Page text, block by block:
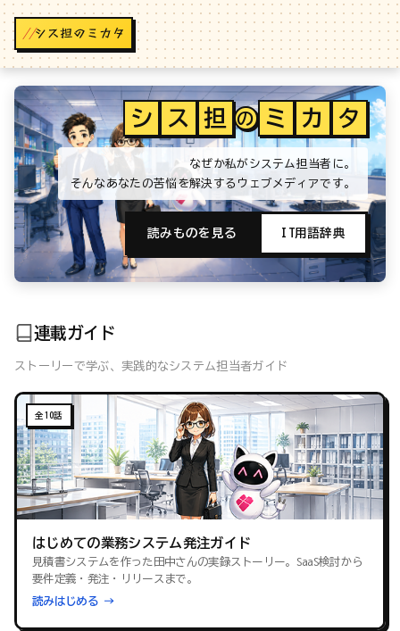
//
シ ス 担 の ミ カ タ
なぜか私がシステム担当者に。
そんなあなたの苦悩を解決するウェブメディアです。
読みものを見る IT用語辞典
連載ガイド
ストーリーで学ぶ、実践的なシステム担当者ガイド
全10話
はじめての業務システム発注ガイド
見積書システムを作った田中さんの実録ストーリー。SaaS検討から
要件定義・発注・リリースまで。
読みはじめる →